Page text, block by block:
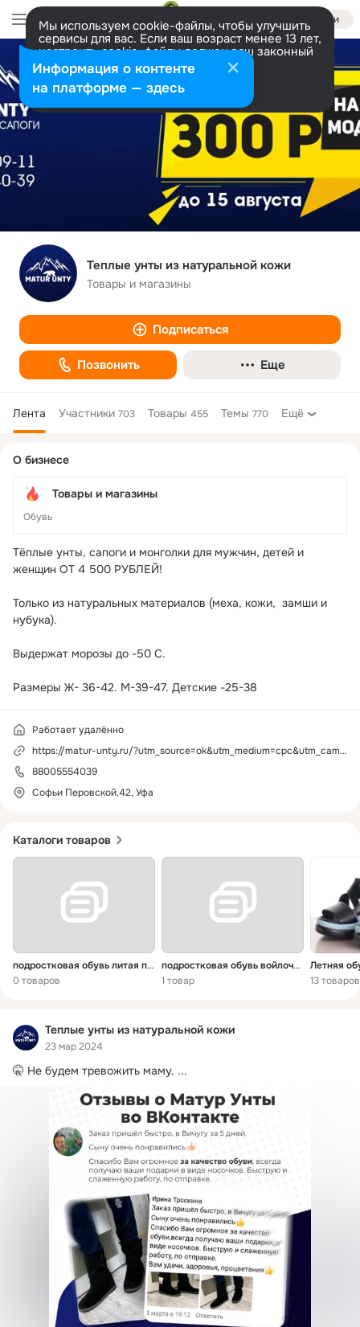
Войти
Мы используем cookie-файлы, чтобы улучшить
сервисы для вас. Если ваш возраст менее 13 лет,
настроить cookie-файлы должен ваш законный
представитель. Больше информации
Разрешить все Настроить
Теплые унты из натуральной кожи
Товары и магазины
Подписаться
Позвонить Еще
Лента Участники 703 Товары 455 Темы 770 Ещё
Каталоги товаров
подростковая обувь литая подошва
0 товаров
подростковая обувь войлочная подошва
1 товар
Летняя
13 товаров
Теплые унты из натуральной кожи
23 мар 2024
🤫 Не будем тревожить маму. ...
колонка
О бизнесе
Товары и магазины
Обувь
Тёплые унты, сапоги и монголки для мужчин, детей и
женщин ОТ 4 500 РУБЛЕЙ!
Только из натуральных материалов (меха, кожи,  замши и
нубука).
Выдержат морозы до -50 С.
Работает удалённо
https://matur-unty.ru/?utm_source=ok&utm_medium=cpc&utm_campaign=public
88005554039
Софьи Перовской,42, Уфа
Информация о контенте
на платформе — здесь